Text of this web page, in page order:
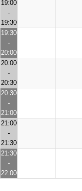
19:00
-
19:30
19:30
-
20:00
20:00
-
20:30
20:30
-
21:00
21:00
-
21:30
21:30
-
22:00